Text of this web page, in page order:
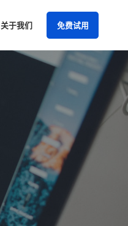
关于我们 免费试用